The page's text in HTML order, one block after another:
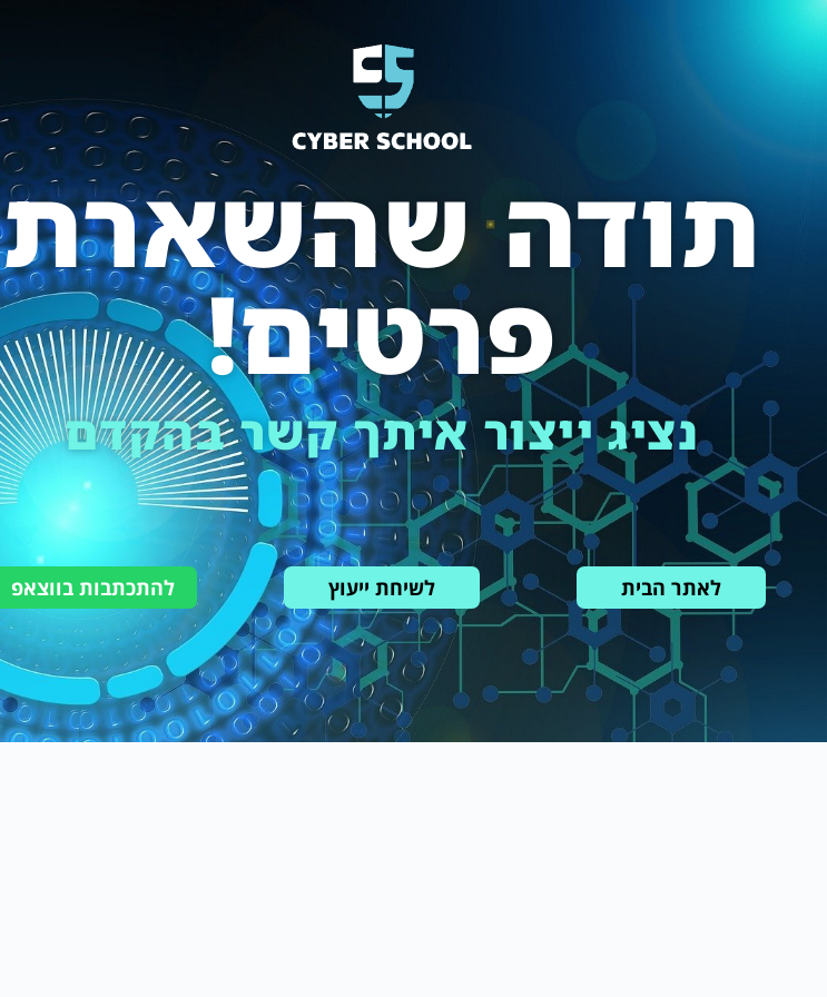
תודה שהשארת
פרטים!
נציג ייצור איתך קשר בהקדם
לאתר הבית לשיחת ייעוץ להתכתבות בווצאפ